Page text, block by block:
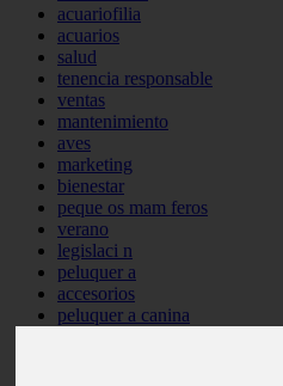
acuariofilia
acuarios
salud
tenencia responsable
ventas
mantenimiento
aves
marketing
bienestar
peque os mam feros
verano
legislaci n
peluquer a
accesorios
peluquer a canina